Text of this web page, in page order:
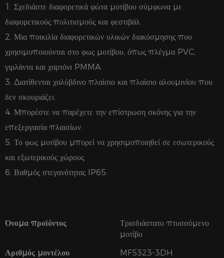
1. Σχεδιάστε διαφορετικά φώτα μοτίβου σύμφωνα με
διαφορετικούς πολιτισμούς και φεστιβάλ.
2. Μια ποικιλία διαφορετικών υλικών διακόσμησης που
χρησιμοποιούνται στο φως μοτίβου, όπως πλέγμα PVC,
γιρλάντα και χαρτόνι PMMA.
3. Διατίθενται χαλύβδινο πλαίσιο και πλαίσιο αλουμινίου που
δεν σκουριάζει.
4. Μπορέστε να παρέχετε την επίστρωση σκόνης για την
επεξεργασία πλαισίων.
5. Το φως μοτίβου μπορεί να χρησιμοποιηθεί σε εσωτερικούς
και εξωτερικούς χώρους.
6. Βαθμός στεγανότητας IP65.
Όνομα προϊόντος
Τρισδιάστατο πτυσσόμενο
μοτίβο
Αριθμός μοντέλου
MF5323-3DH